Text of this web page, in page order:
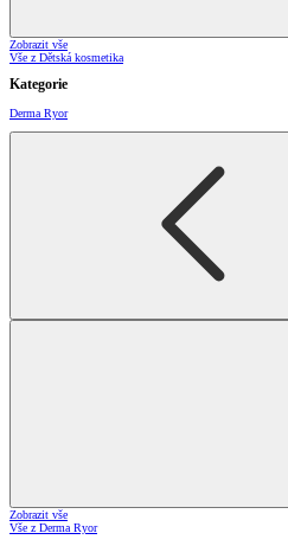
Zobrazit vše
Vše z Dětská kosmetika
Kategorie
Derma Ryor
Zobrazit vše
Vše z Derma Ryor